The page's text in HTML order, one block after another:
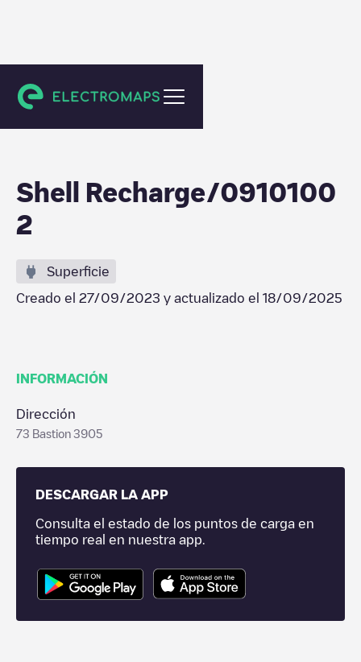
Veenendaal
Shell Recharge/0910100
2
Superficie
Creado el 27/09/2023 y actualizado el 18/09/2025
INFORMACIÓN
Dirección
73 Bastion 3905
DESCARGAR LA APP
Consulta el estado de los puntos de carga en
tiempo real en nuestra app.